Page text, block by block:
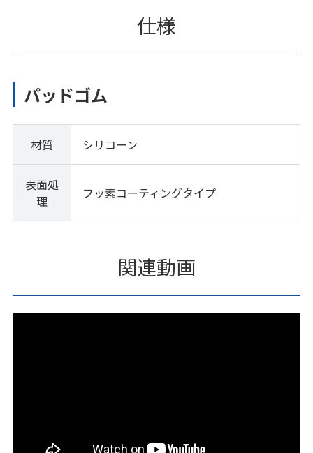
仕様
パッドゴム
材質 シリコーン
表面処
理
フッ素コーティングタイプ
関連動画